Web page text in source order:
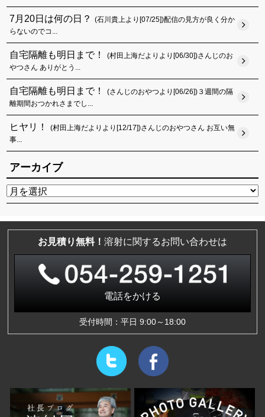
7月20日は何の日？
(石川貴上より[07/25])配信の見方が良く分か
らないのでコ...
自宅隔離も明日まで！
(村田上海だよりより[06/30])さんじのお
やつさん ありがとう...
自宅隔離も明日まで！
(さんじのおやつより[06/26])３週間の隔
離期間おつかれさまでし...
ヒヤリ！
(村田上海だよりより[12/17])さんじのおやつさん お互い無
事...
アーカイブ
お見積り無料！ 溶射に関するお問い合わせは
電話をかける
受付時間：平日 9:00～18:00